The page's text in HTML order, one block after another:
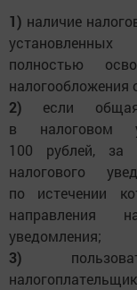
1) наличие
полностью
налогообложения
2) если
в налоговом
100 рублей, за
налогового
по истечении
направления
уведомления;
3)